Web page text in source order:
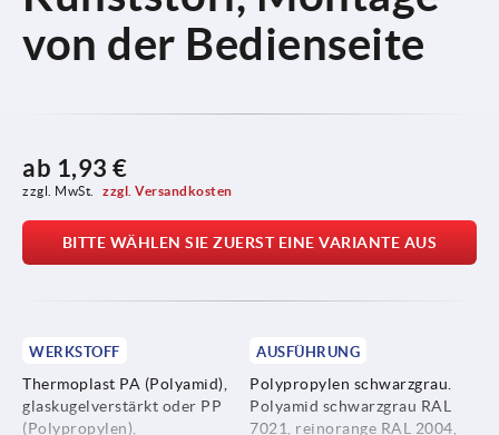
von der Bedienseite
ab 1,93 €
zzgl. MwSt. zzgl. Versandkosten
BITTE WÄHLEN SIE ZUERST EINE VARIANTE AUS
WERKSTOFF
Thermoplast PA (Polyamid),
glaskugelverstärkt oder PP
(Polypropylen),
AUSFÜHRUNG
Polypropylen schwarzgrau.
Polyamid schwarzgrau RAL
7021, reinorange RAL 2004,